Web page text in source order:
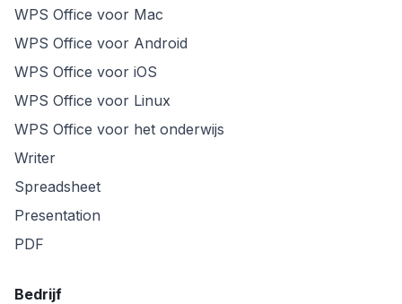
WPS Office voor Mac
WPS Office voor Android
WPS Office voor iOS
WPS Office voor Linux
WPS Office voor het onderwijs
Writer
Spreadsheet
Presentation
PDF
Bedrijf